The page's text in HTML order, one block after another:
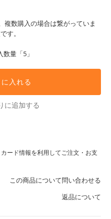
複数購入の場合は繋がっていま
す。
量「5」
入れる
に追加する
ード情報を利用してご注文・お支
この商品について問い合わせる
返品について